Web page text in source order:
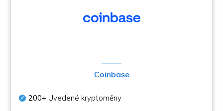
Coinbase
200+ Uvedené kryptoměny